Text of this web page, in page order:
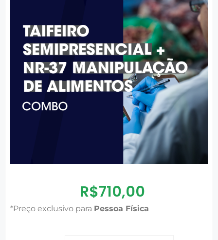
R$710,00
*Preço exclusivo para Pessoa Física